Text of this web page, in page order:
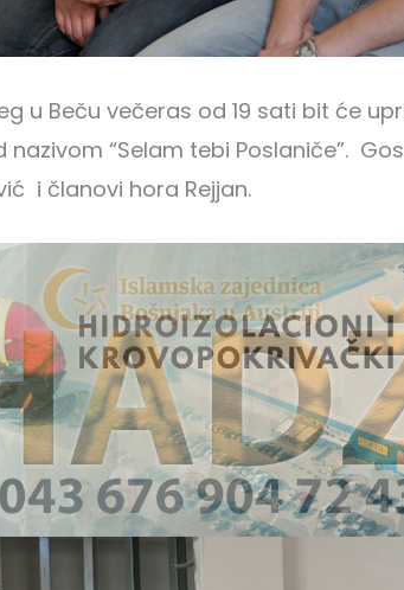
u Beču večeras od 19 sati bit će
“Selam tebi Poslaniče”.
i članovi hora Rejjan.